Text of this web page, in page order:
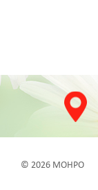
© 2026 МОНРО